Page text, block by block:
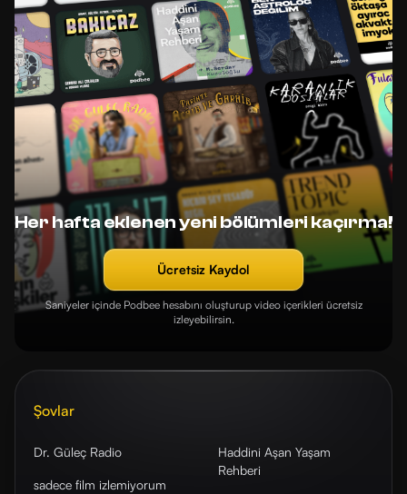
Her hafta eklenen yeni bölümleri kaçırma!
Ücretsiz Kaydol
Saniyeler içinde Podbee hesabını oluşturup video içerikleri ücretsiz
izleyebilirsin.
Şovlar
Dr. Güleç Radio
sadece film izlemiyorum
Haddini Aşan Yaşam
Rehberi